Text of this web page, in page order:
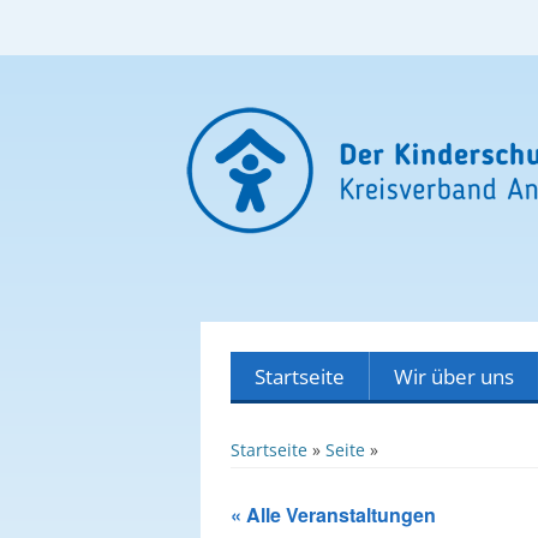
Startseite Wir über uns
Unsere Partner
Startseite » Seite »
« Alle Veranstaltungen